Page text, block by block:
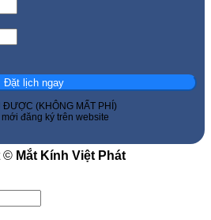
Đặt lịch ngay
(KHÔNG MẤT PHÍ)
đăng ký trên website
© Mắt Kính Việt Phát